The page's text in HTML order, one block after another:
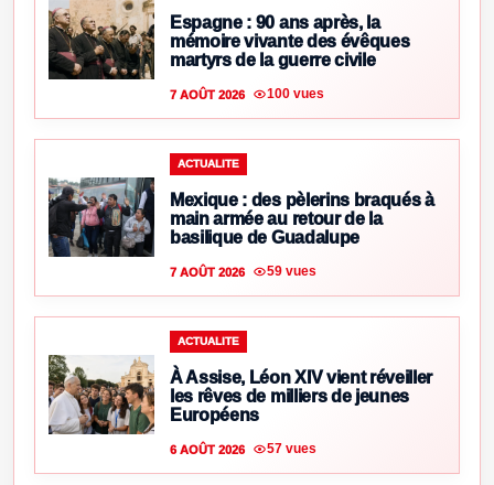
Espagne : 90 ans après, la
mémoire vivante des évêques
martyrs de la guerre civile
7 AOÛT 2026 100 vues
ACTUALITE
Mexique : des pèlerins braqués à
main armée au retour de la
basilique de Guadalupe
7 AOÛT 2026 59 vues
ACTUALITE
À Assise, Léon XIV vient réveiller
les rêves de milliers de jeunes
Européens
6 AOÛT 2026 57 vues